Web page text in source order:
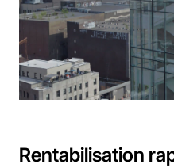
Rentabilisation